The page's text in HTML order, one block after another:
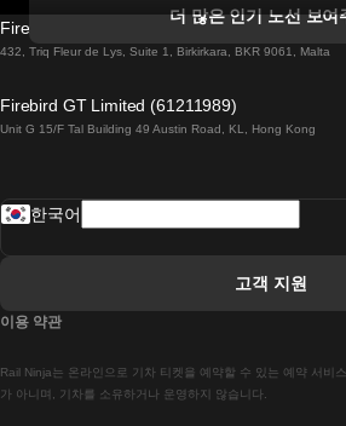
더블린에서 골웨이 열차
로마에서 나폴리 열차
마드리드-리스본 열차
더 많은 인기 노선 보여
Firebird GT Limited (OC 1451)
432, Triq Fleur de Lys, Suite 1, Birkirkara, BKR 9061, Malta
Firebird GT Limited (61211989)
Unit G 15/F Tal Building 49 Austin Road, KL, Hong Kong
Rail Ninja는 온라인으로 기차 티켓을 예약할 수 있는 예약 서비
가 아니며, 기차를 소유하거나 운영하지 않습니다.
한국어
고객 지원
이용 약관